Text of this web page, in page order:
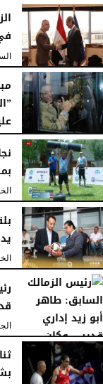
السبت،
السبت، 10 يناير 2026 05:57 صـ